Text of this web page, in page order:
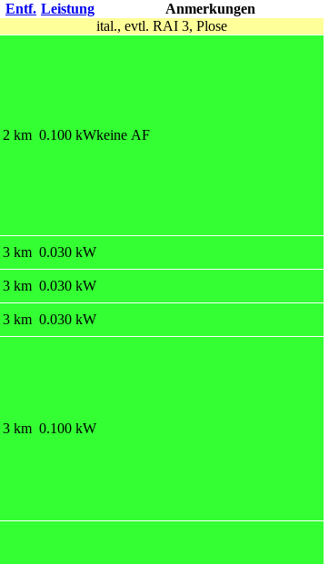
Entf. Leistung
Anmerkungen
ital., evtl. RAI 3, Plose
2 km 0.100 kWkeine AF
3 km 0.030 kW
3 km 0.030 kW
3 km 0.030 kW
3 km 0.100 kW